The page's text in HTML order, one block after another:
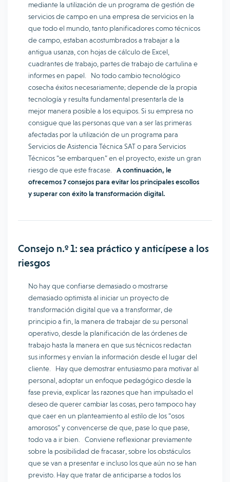
mediante la utilización de un programa de gestión de
servicios de campo en una empresa de servicios en la
que todo el mundo, tanto planificadores como técnicos
de campo, estaban acostumbrados a trabajar a la
antigua usanza, con hojas de cálculo de Excel,
cuadrantes de trabajo, partes de trabajo de cartulina e
informes en papel. No todo cambio tecnológico
cosecha éxitos necesariamente; depende de la propia
tecnología y resulta fundamental presentarla de la
mejor manera posible a los equipos. Si su empresa no
consigue que las personas que van a ser las primeras
afectadas por la utilización de un programa para
Servicios de Asistencia Técnica SAT o para Servicios
Técnicos “se embarquen” en el proyecto, existe un gran
riesgo de que este fracase. A continuación, le
ofrecemos 7 consejos para evitar los principales escollos
y superar con éxito la transformación digital.
Consejo n.º 1: sea práctico y anticípese a los
riesgos
No hay que confiarse demasiado o mostrarse
demasiado optimista al iniciar un proyecto de
transformación digital que va a transformar, de
principio a fin, la manera de trabajar de su personal
operativo, desde la planificación de las órdenes de
trabajo hasta la manera en que sus técnicos redactan
sus informes y envían la información desde el lugar del
cliente. Hay que demostrar entusiasmo para motivar al
personal, adoptar un enfoque pedagógico desde la
fase previa, explicar las razones que han impulsado el
deseo de querer cambiar las cosas, pero tampoco hay
que caer en un planteamiento al estilo de los “osos
amorosos” y convencerse de que, pase lo que pase,
todo va a ir bien. Conviene reflexionar previamente
sobre la posibilidad de fracasar, sobre los obstáculos
que se van a presentar e incluso los que aún no se han
previsto. Hay que tratar de anticiparse a todos los